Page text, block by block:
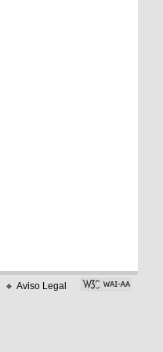
Aviso Legal